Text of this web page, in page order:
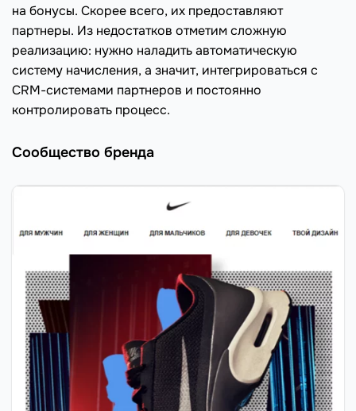
на бонусы. Скорее всего, их предоставляют
партнеры. Из недостатков отметим сложную
реализацию: нужно наладить автоматическую
систему начисления, а значит, интегрироваться с
CRM-системами партнеров и постоянно
контролировать процесс.
Сообщество бренда